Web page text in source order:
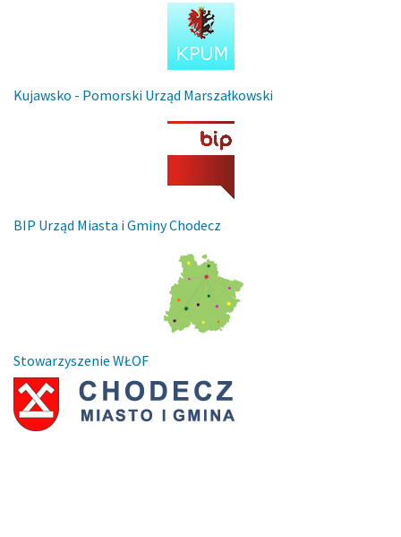
Kujawsko - Pomorski Urząd Marszałkowski
BIP Urząd Miasta i Gminy Chodecz
Stowarzyszenie WŁOF